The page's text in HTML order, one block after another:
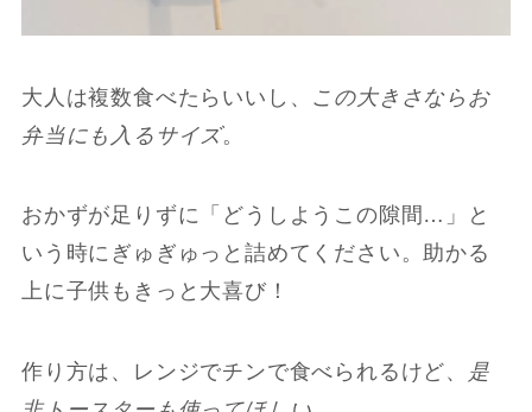
大人は複数食べたらいいし、 この大きさならお
弁当にも入るサイズ。
おかずが足りずに「どうしようこの隙間…」と
いう時にぎゅぎゅっと詰めてください。助かる
上に子供もきっと大喜び！
作り方は、レンジでチンで食べられるけど、 是